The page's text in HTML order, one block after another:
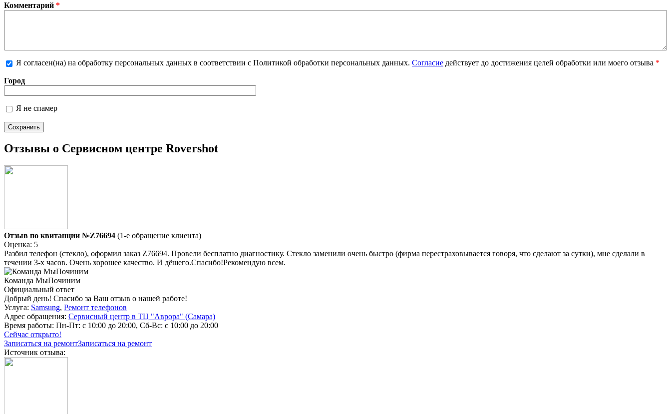
Комментарий *
Более подробная информация о текстовых форматах
Я согласен(на) на обработку персональных данных в соответствии с Политикой обработки персональных данных. Согласие действует до достижения целей обработки или моего отзыва *
Город
Я не спамер
Я спамер
Отзывы о Сервисном центре Rovershot
Отзыв по квитанции №Z76694 (1-е обращение клиента)
Оценка: 5
Разбил телефон (стекло), оформил заказ Z76694. Провели бесплатно диагностику. Стекло заменили очень быстро (фирма перестраховывается говоря, что сделают за сутки), мне сделали в
течении 3-х часов. Очень хорошее качество. И дёшего.Спасибо!Рекомендую всем.
Команда МыПочиним
Официальный ответ
Добрый день! Спасибо за Ваш отзыв о нашей работе!
Услуга: Samsung, Ремонт телефонов
Адрес обращения: Сервисный центр в ТЦ "Аврора" (Самара)
Время работы: Пн-Пт: с 10:00 до 20:00, Сб-Вс: с 10:00 до 20:00
Сейчас открыто!
Записаться на ремонтЗаписаться на ремонт
Источник отзыва: